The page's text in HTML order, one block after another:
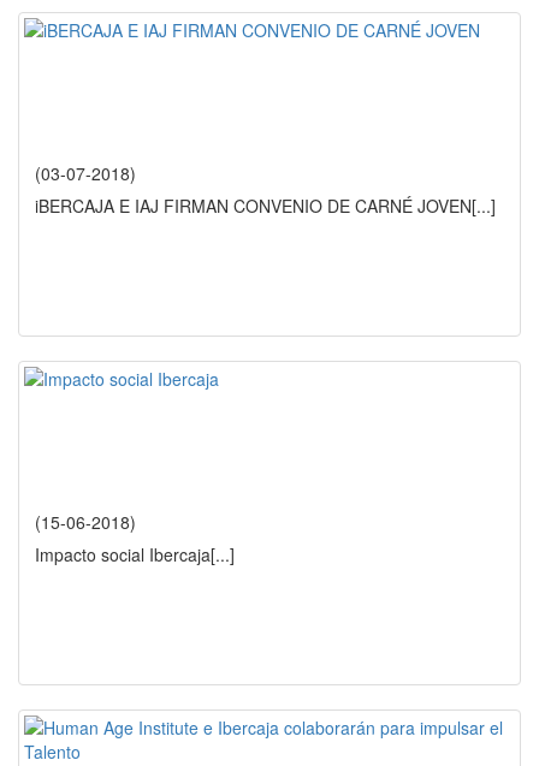
(03-07-2018)
iBERCAJA E IAJ FIRMAN CONVENIO DE CARNÉ JOVEN[...]
(15-06-2018)
Impacto social Ibercaja[...]